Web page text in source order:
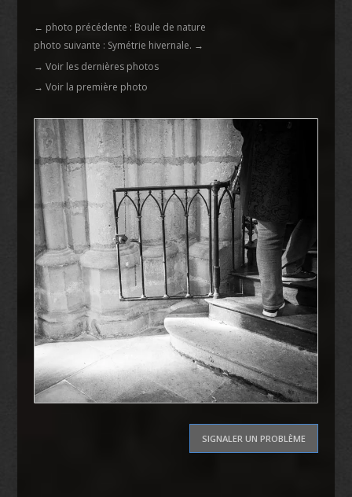
← photo précédente : Boule de nature
photo suivante : Symétrie hivernale. →
→ Voir les dernières photos
→ Voir la première photo
SIGNALER UN PROBLÈME